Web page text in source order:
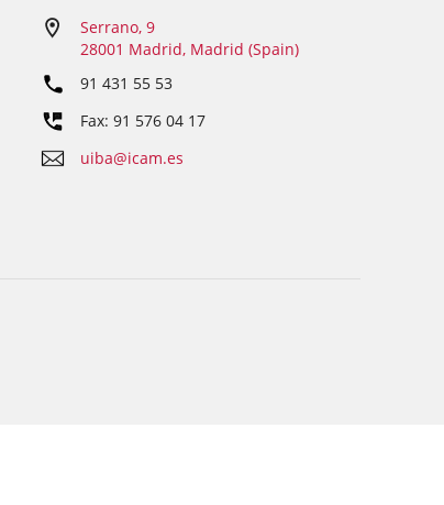
Serrano, 9
28001 Madrid, Madrid (Spain)
91 431 55 53
Fax: 91 576 04 17
uiba@icam.es